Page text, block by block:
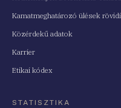
Kamatmeghatározó ülések
Közérdekű adatok
Karrier
Etikai kódex
STATISZTIKA